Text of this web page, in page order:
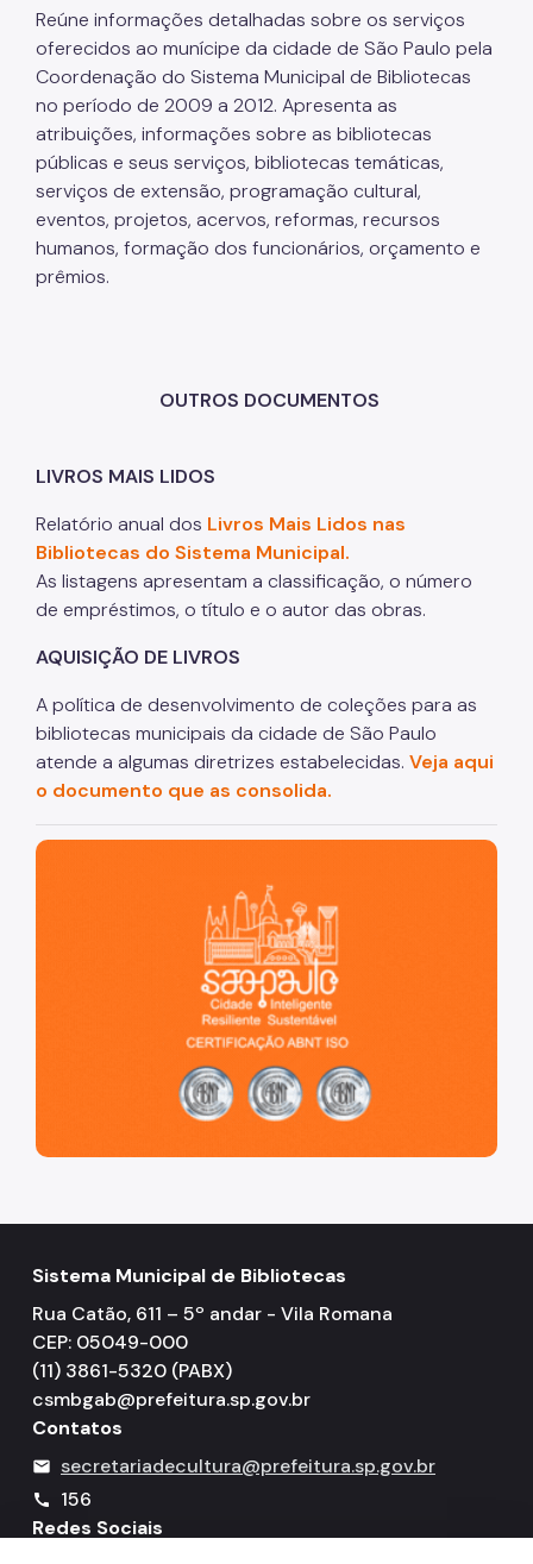
Reúne informações detalhadas sobre os serviços
oferecidos ao munícipe da cidade de São Paulo pela
Coordenação do Sistema Municipal de Bibliotecas
no período de 2009 a 2012. Apresenta as
atribuições, informações sobre as bibliotecas
públicas e seus serviços, bibliotecas temáticas,
serviços de extensão, programação cultural,
eventos, projetos, acervos, reformas, recursos
humanos, formação dos funcionários, orçamento e
prêmios.
OUTROS DOCUMENTOS
LIVROS MAIS LIDOS
Relatório anual dos Livros Mais Lidos nas
Bibliotecas do Sistema Municipal.
As listagens apresentam a classificação, o número
de empréstimos, o título e o autor das obras.
AQUISIÇÃO DE LIVROS
A política de desenvolvimento de coleções para as
bibliotecas municipais da cidade de São Paulo
atende a algumas diretrizes estabelecidas. Veja aqui
o documento que as consolida.
São Paulo, cidade inteligente, resiliente e sustentável
Sistema Municipal de Bibliotecas
Rua Catão, 611 – 5º andar - Vila Romana
CEP: 05049-000
(11) 3861-5320 (PABX)
csmbgab@prefeitura.sp.gov.br
Contatos
mail secretariadecultura@prefeitura.sp.gov.br
call
156
Redes Sociais